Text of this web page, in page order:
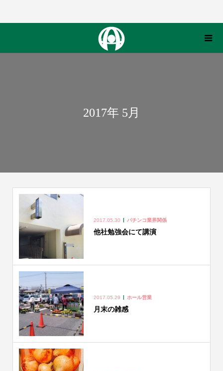
2017年 5月
2017.05.30 パチンコ業界関係
他社勉強会にて講演
2017.05.29 ホール営業
月末の雑感